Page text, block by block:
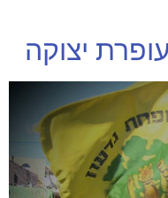
יצוקה